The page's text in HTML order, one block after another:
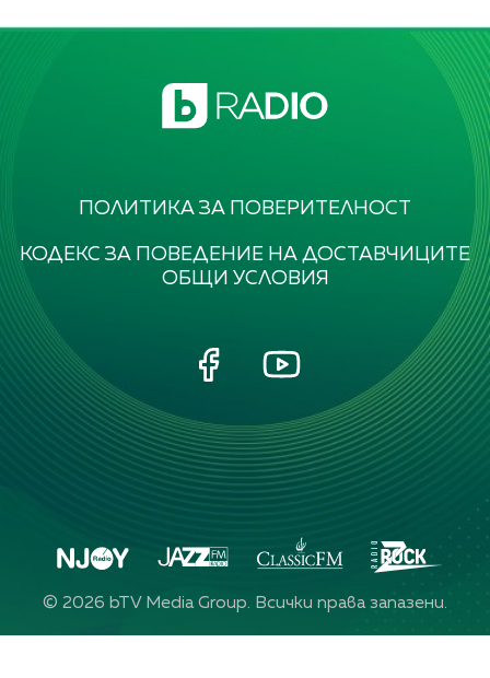
ПОЛИТИКА ЗА ПОВЕРИТЕЛНОСТ
КОДЕКС ЗА ПОВЕДЕНИЕ НА ДОСТАВЧИЦИТЕ
ОБЩИ УСЛОВИЯ
© 2026 bTV Media Group. Всички права запазени.